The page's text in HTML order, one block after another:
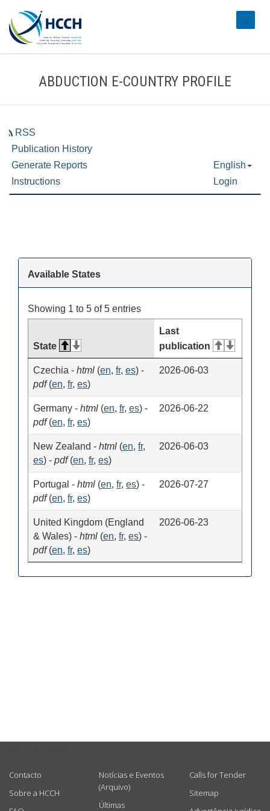
ABDUCTION E-COUNTRY PROFILE
Contacto
Sobre a HCCH
Notícias e Eventos
(Arquivo)
Últimas
Calls for Tender
Sitemap